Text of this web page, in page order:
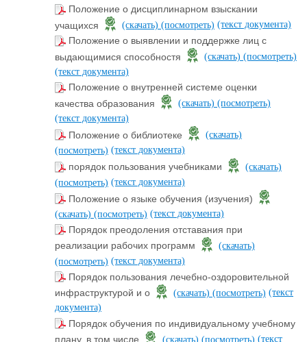
Положение о дисциплинарном взыскании
учащихся
(скачать) (посмотреть) (текст документа)
Положение о выявлении и поддержке лиц с
выдающимися способностя
(скачать) (посмотреть)
(текст документа)
Положение о внутренней системе оценки
качества образования
(скачать) (посмотреть)
(текст документа)
Положение о библиотеке
(скачать)
(посмотреть) (текст документа)
порядок пользования учебниками
(скачать)
(посмотреть) (текст документа)
Положение о языке обучения (изучения)
(скачать) (посмотреть) (текст документа)
Порядок преодоления отставания при
реализации рабочих программ
(скачать)
(посмотреть) (текст документа)
Порядок пользования лечебно-оздоровительной
инфраструктурой и о
(скачать) (посмотреть) (текст
документа)
Порядок обучения по индивидуальному учебному
плану, в том числе
(скачать) (посмотреть) (текст